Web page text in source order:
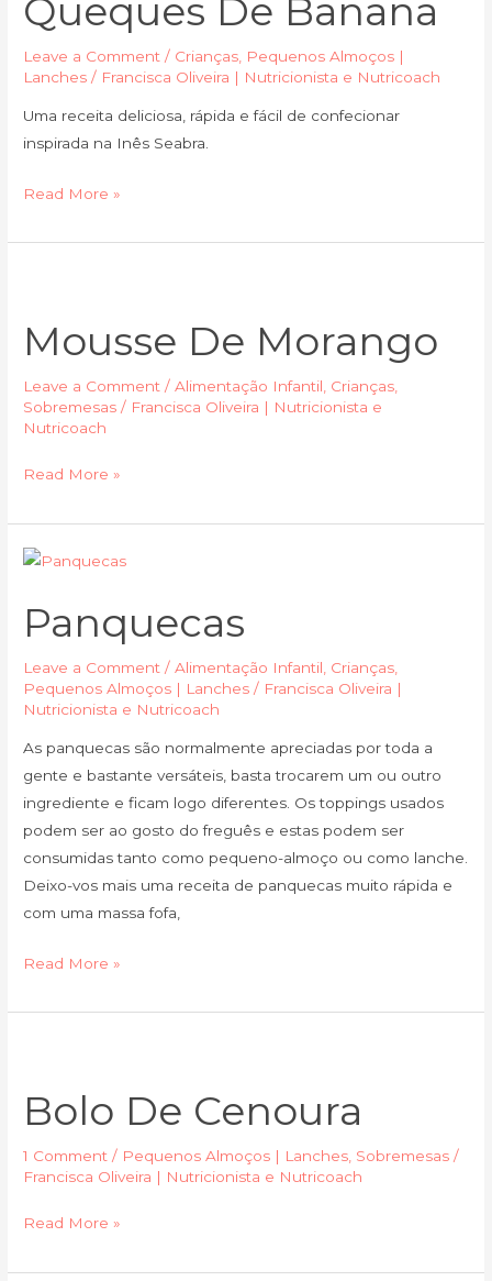
Queques De Banana
Leave a Comment / Crianças Pequenos Almoços |
Lanches / Francisca Oliveira | Nutricionista e Nutricoach
Uma receita deliciosa, rápida e fácil de confecionar
inspirada na Inês Seabra.
Read More »
Mousse De Morango
Leave a Comment /Alimentação Infantil Crianças
Sobremesas / Francisca Oliveira | Nutricionista e
Nutricoach
morango
Read More »
Panquecas
Leave a Comment /Alimentação Infantil Crianças
Pequenos Almoços | Lanches / Francisca Oliveira |
Nutricionista e Nutricoach
As panquecas são normalmente apreciadas por toda a
gente e bastante versáteis, basta trocarem um ou outro
ingrediente e ficam logo diferentes. Os toppings usados
podem ser ao gosto do freguês e estas podem ser
consumidas tanto como pequeno-almoço ou como lanche.
Deixo-vos mais uma receita de panquecas muito rápida e
com uma massa fofa,
Panquecas
Read More »
Bolo De Cenoura
1 Comment / Pequenos Almoços | Lanches Sobremesas /
Francisca Oliveira | Nutricionista e Nutricoach
Cenoura
Read More »